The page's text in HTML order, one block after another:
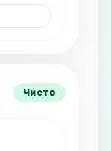
Чисто